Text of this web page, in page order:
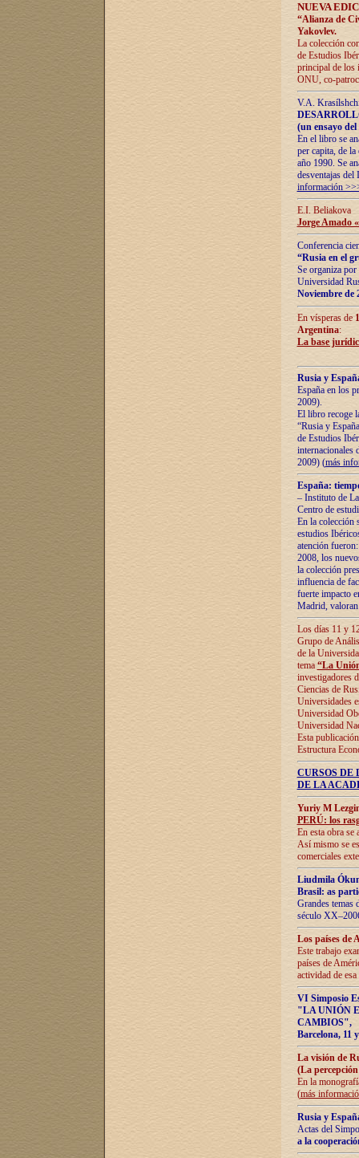
NUEVA
“Alianza de
Yakovlev.
La colección
de Estudios
principal de los
ONU, co-
V.A.
(un ensayo
En el libro se
per capita, de
año 1990. Se
desventajas
información
E.I. Beliakova
Jorge Amado
Conferencia
“Rusia en el
Se organiza
Universidad
Noviembre de
En vísperas de
Argentina:
La base
Rusia y
España en los
2009).
El libro recoge
“Rusia y
de Estudios
internacionales
2009) (más
España:
– Instituto de
Centro de
En la colección
estudios
atención
2008, los
la colección
influencia de
fuerte impacto
Madrid,
Los días 11 y
Grupo de
de la
tema “La
investigadores
Ciencias de
Universidades
Universidad
Universidad
Esta
Estructura
CURSOS
DE LA
Yuriy M
PERÚ: los
En esta obra se
Así mismo se
comerciales
Liudmila
Brasil: as
Grandes temas
século
Los países de
Este trabajo
países de
actividad de
VI Simposio
"LA UNIÓN
CAMBIOS",
Barcelona, 11
La visión de
(La
En la
(más
Rusia y
Actas del
a la